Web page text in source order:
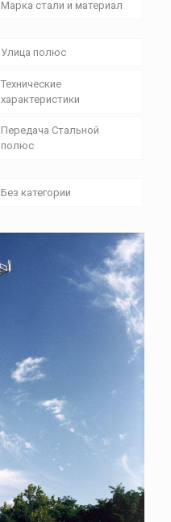
Марка стали и материал
Улица полюс
Технические
характеристики
Передача Стальной
полюс
Без категории